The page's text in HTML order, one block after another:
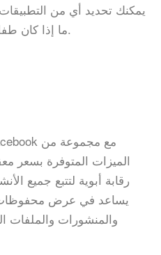
ما إذا كان طفلك آمنًا في هذا العالم الرقمي.
الميزات المتوفرة بسعر
رقابة أبوية لتتبع جميع
يساعد في عرض محفوظات
والمنشورات والملفات